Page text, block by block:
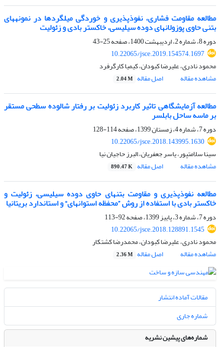
مطالعه مقاومت فشاری، نفوذپذیری و خوردگی میلگردها در نمونه‎های
بتنی حاوی پوزولان‎های دوده سیلیسی، خاکستر بادی و زئولیت
دوره 8، شماره 2، اردیبهشت 1400، صفحه
25-43
10.22065/jsce.2019.154574.1697
محمود نادری، علیرضا کبودان، کیمیا کارگرفرد
مشاهده مقاله
اصل مقاله 2.04 M
مطالعه آزمایشگاهی تاثیر کاربرد زئولیت بر رفتار شالوده سطحی مستقر
بر ماسه ساحل بابلسر
دوره 7، شماره 4، زمستان 1399، صفحه
114-128
10.22065/jsce.2018.143995.1630
سینا سلامتپور، یاسر جعفریان، َالبرز حاجیان نیا
مشاهده مقاله
اصل مقاله 890.47 K
مطالعه نفوذپذیری و مقاومت بتن‎های حاوی دوده سیلیسی، زئولیت و
خاکستر بادی با استفاده از روش ”محفظه استوانه‎ای“ و استاندارد بریتانیا
دوره 7، شماره 3، پاییز 1399، صفحه
92-113
10.22065/jsce.2018.128891.1545
محمود نادری، علیرضا کبودان، محمدرضا کشتکار
مشاهده مقاله
اصل مقاله 2.36 M
مقالات آماده انتشار
شماره جاری
شماره‌های پیشین نشریه